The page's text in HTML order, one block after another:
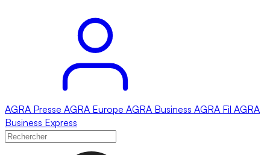
AGRA Presse AGRA Europe AGRA Business AGRA Fil AGRA
Business Express